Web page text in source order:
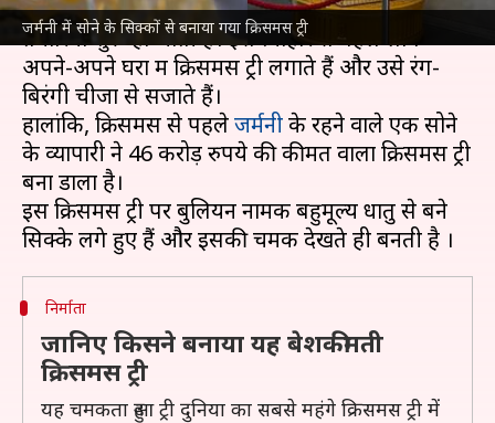
जर्मनी में सोने के सिक्कों से बनाया गया क्रिसमस ट्री
दिसंबर का महीना आते ही सभी देशों मेंक्रिसमसकी
तैयारियां शुरू हो जाती हैं। इस त्योहार से पहले लोग
अपने-अपने घरों में क्रिसमस ट्री लगाते हैं और उसे रंग-
बिरंगी चीजों से सजाते हैं।
हालांकि, क्रिसमस से पहलेजर्मनीके रहने वाले एक सोने
के व्यापारी ने 46 करोड़ रुपये की कीमत वाला क्रिसमस ट्री
बना डाला है।
इस क्रिसमस ट्री पर बुलियन नामक बहुमूल्य धातु से बने
निर्माता
जानिए किसने बनाया यह बेशकीमती
क्रिसमस ट्री
यह चमकता हुआ ट्री दुनिया का सबसे महंगे क्रिसमस ट्री में